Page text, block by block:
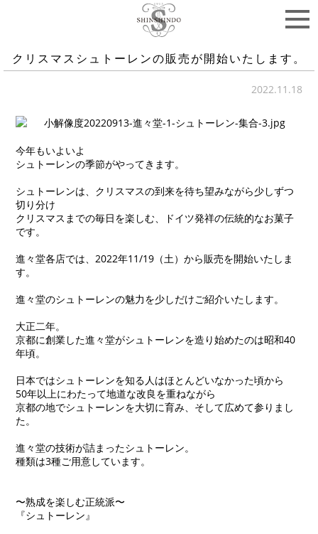
クリスマスシュトーレンの販売が開始いたします。
2022.11.18
今年もいよいよ
シュトーレンの季節がやってきます。
シュトーレンは、クリスマスの到来を待ち望みながら少しずつ
切り分け
クリスマスまでの毎日を楽しむ、ドイツ発祥の伝統的なお菓子
です。
進々堂各店では、2022年11/19（土）から販売を開始いたしま
す。
進々堂のシュトーレンの魅力を少しだけご紹介いたします。
大正二年。
京都に創業した進々堂がシュトーレンを造り始めたのは昭和40
年頃。
日本ではシュトーレンを知る人はほとんどいなかった頃から⁡
50年以上にわたって地道な改良を重ねながら
京都の地でシュトーレンを大切に育み、そして広めて参りまし
た。
進々堂の技術が詰まったシュトーレン。
種類は3種ご用意しています。
〜熟成を楽しむ正統派〜
『シュトーレン』